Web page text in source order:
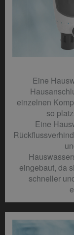
Eine
einzelnen
so
Eine
eingebaut, da
schneller